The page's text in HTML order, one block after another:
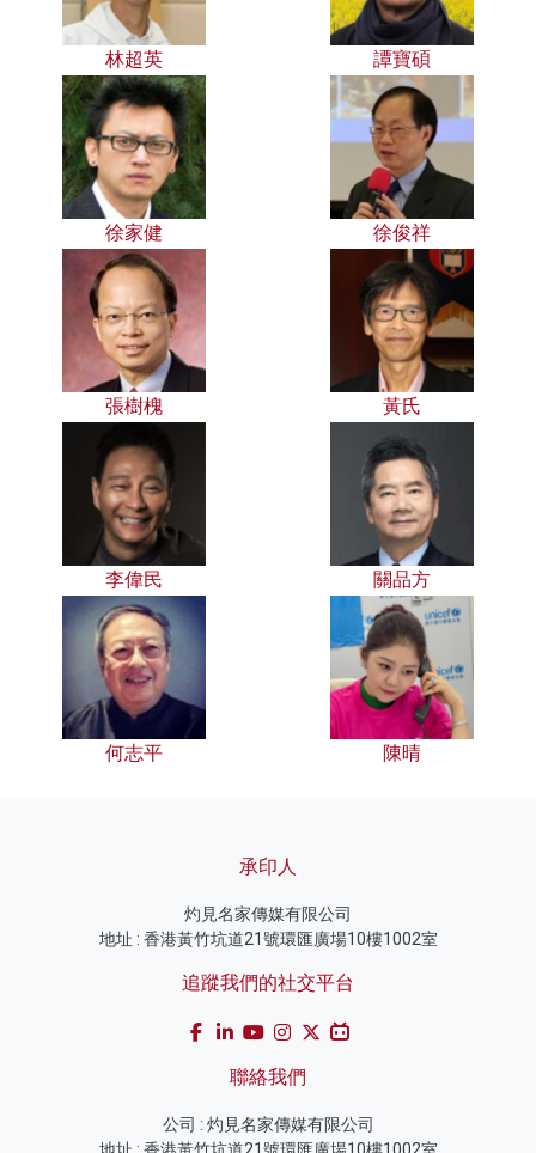
林超英 譚寶碩
徐家健 徐俊祥
張樹槐 黃氏
李偉民 關品方
何志平 陳晴
承印人
灼見名家傳媒有限公司
地址 : 香港黃竹坑道21號環匯廣場10樓1002室
追蹤我們的社交平台
聯絡我們
公司 : 灼見名家傳媒有限公司
地址 : 香港黃竹坑道21號環匯廣場10樓1002室